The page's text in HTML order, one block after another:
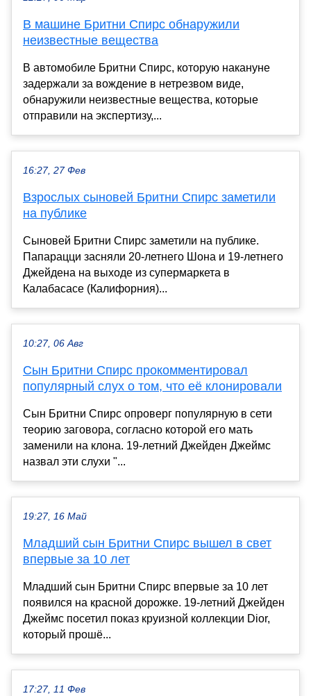
В машине Бритни Спирс обнаружили
неизвестные вещества
В автомобиле Бритни Спирс, которую накануне
задержали за вождение в нетрезвом виде,
обнаружили неизвестные вещества, которые
отправили на экспертизу,...
16:27, 27 Фев
Взрослых сыновей Бритни Спирс заметили
на публике
Сыновей Бритни Спирс заметили на публике.
Папарацци засняли 20-летнего Шона и 19-летнего
Джейдена на выходе из супермаркета в
Калабасасе (Калифорния)...
10:27, 06 Авг
Сын Бритни Спирс прокомментировал
популярный слух о том, что её клонировали
Сын Бритни Спирс опроверг популярную в сети
теорию заговора, согласно которой его мать
заменили на клона. 19-летний Джейден Джеймс
назвал эти слухи "...
19:27, 16 Май
Младший сын Бритни Спирс вышел в свет
впервые за 10 лет
Младший сын Бритни Спирс впервые за 10 лет
появился на красной дорожке. 19-летний Джейден
Джеймс посетил показ круизной коллекции Dior,
который прошё...
17:27, 11 Фев